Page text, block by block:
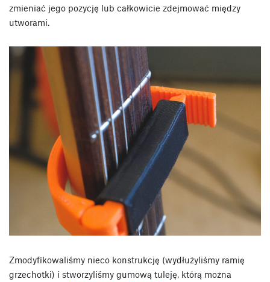
zmieniać jego pozycję lub całkowicie zdejmować między
utworami.
Zmodyfikowaliśmy nieco konstrukcję (wydłużyliśmy ramię
grzechotki) i stworzyliśmy gumową tuleję, którą można